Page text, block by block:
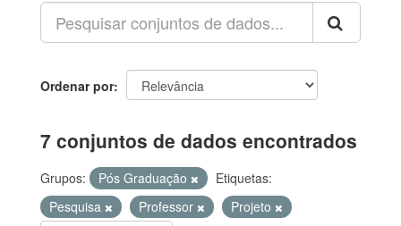
Ordenar por
7 conjuntos de dados encontrados
Grupos: Pós Graduação
Etiquetas:
Pesquisa
Professor
Projeto